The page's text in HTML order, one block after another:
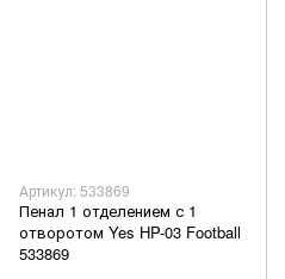
Артикул: 533869
Пенал 1 отделением с 1
отворотом Yes HP-03 Football
533869